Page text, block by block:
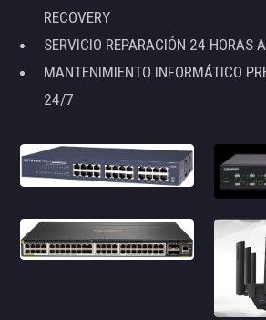
RECOVERY
SERVICIO REPARACIÓN 24 HORAS
MANTENIMIENTO INFORMÁTICO
24/7